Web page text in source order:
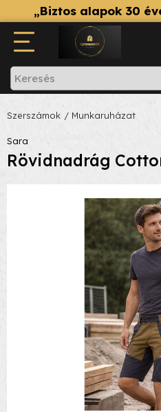
„Biztos alapok 30
Szerszámok / Munkaruházat
Sara
Rövidnadrág